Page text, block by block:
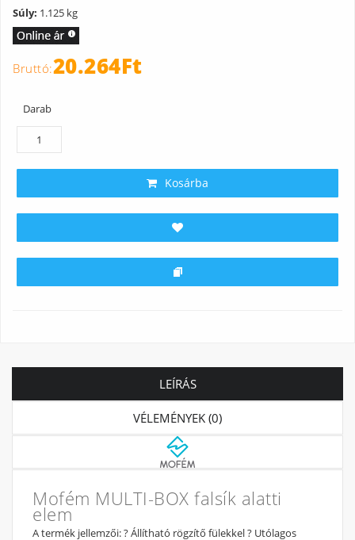
Súly: 1.125 kg
20.264Ft
Darab
Kosárba
LEÍRÁS
VÉLEMÉNYEK (0)
Mofém MULTI-BOX falsík alatti
elem
A termék jellemzői: ? Állítható rögzítő fülekkel ? Utólagos